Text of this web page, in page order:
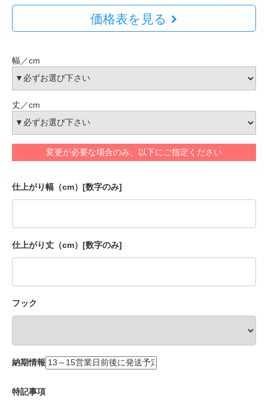
価格表を見る
幅／cm
丈／cm
変更が必要な場合のみ、以下にご指定ください
仕上がり幅（cm）[数字のみ]
仕上がり丈（cm）[数字のみ]
フック
納期情報
特記事項